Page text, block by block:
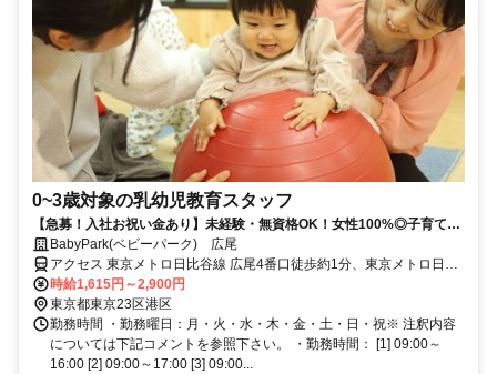
0~3歳対象の乳幼児教育スタッフ
【急募！入社お祝い金あり】未経験・無資格OK！女性100%◎子育て経
験活かせる乳幼児教育スタッフ
BabyPark(ベビーパーク) 広尾
アクセス 東京メトロ日比谷線 広尾4番口徒歩約1分、東京メトロ日比
谷線 六本木1c口徒歩約20分、東京メトロ千代田線 乃木坂5番口徒歩
約20分
時給1,615円～2,900円
東京都東京23区港区
勤務時間 ・勤務曜日：月・火・水・木・金・土・日・祝※ 注釈内容
については下記コメントを参照下さい。 ・勤務時間： [1] 09:00～
16:00 [2] 09:00～17:00 [3] 09:00...